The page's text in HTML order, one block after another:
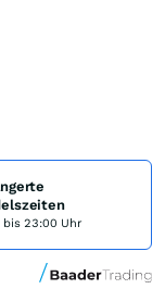
bis 23:00 Uhr